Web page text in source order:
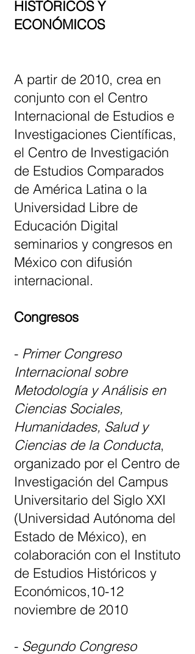
HISTÓRICOS Y
ECONÓMICOS
A partir de 2010, crea en
conjunto con el Centro
Internacional de Estudios e
Investigaciones Científicas,
el Centro de Investigación
de Estudios Comparados
de América Latina o la
Universidad Libre de
Educación Digital
seminarios y congresos en
México con difusión
internacional.
Congresos
- Primer Congreso
Internacional sobre
Metodología y Análisis en
Ciencias Sociales,
Humanidades, Salud y
Ciencias de la Conducta,
organizado por el Centro de
Investigación del Campus
Universitario del Siglo XXI
(Universidad Autónoma del
Estado de México), en
colaboración con el Instituto
de Estudios Históricos y
Económicos,10-12
noviembre de 2010
- Segundo Congreso